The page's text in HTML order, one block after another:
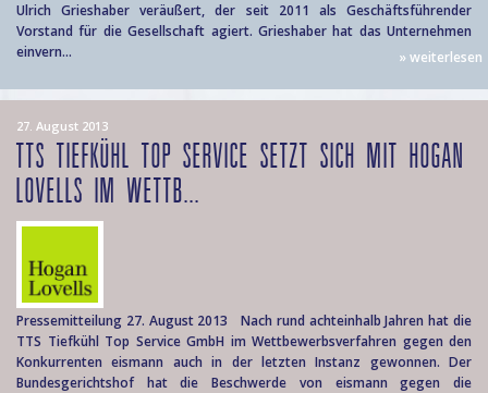
Ulrich Grieshaber veräußert, der seit 2011 als Geschäftsführender
Vorstand für die Gesellschaft agiert. Grieshaber hat das Unternehmen
einvern...
» weiterlesen
27. August 2013
TTS TIEFKÜHL TOP SERVICE SETZT SICH MIT HOGAN
LOVELLS IM WETTB...
Pressemitteilung 27. August 2013 Nach rund achteinhalb Jahren hat die
TTS Tiefkühl Top Service GmbH im Wettbewerbsverfahren gegen den
Konkurrenten eismann auch in der letzten Instanz gewonnen. Der
Bundesgerichtshof hat die Beschwerde von eismann gegen die